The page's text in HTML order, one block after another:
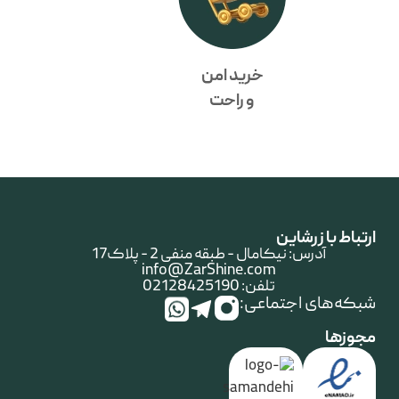
خرید امن
و راحت
ارتباط با زرشاین
آدرس: نیکامال - طبقه منفی 2 - پلاک17
info@ZarShine.com
تلفن: 02128425190
شبکه‌های اجتماعی:
مجوزها